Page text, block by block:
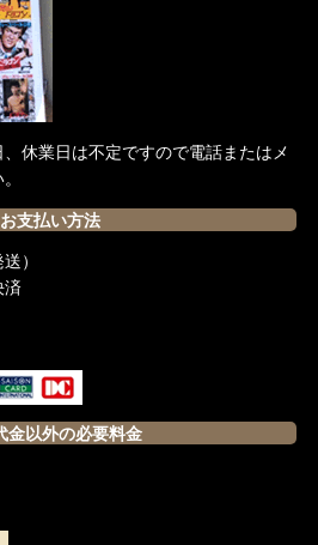
、休業日は不定ですので電話またはメ
お支払い方法
）
済
金以外の必要料金